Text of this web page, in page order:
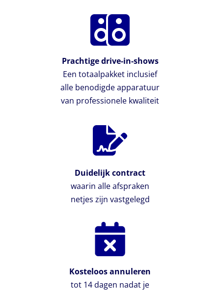
Prachtige drive-in-shows
Een totaalpakket inclusief
alle benodigde apparatuur
van professionele kwaliteit
Duidelijk contract
waarin alle afspraken
netjes zijn vastgelegd
Kosteloos annuleren
tot 14 dagen nadat je